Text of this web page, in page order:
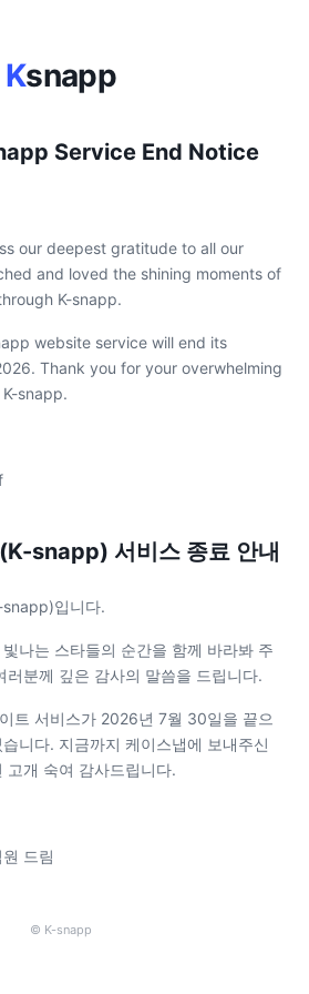
Ksnapp
Service End Notice
our deepest gratitude to all our
and loved the shining moments of
K-snapp.
website service will end its
Thank you for your overwhelming
snapp.
snapp) 서비스 종료 안내
snapp)입니다.
나는 스타들의 순간을 함께 바라봐 주
러분께 깊은 감사의 말씀을 드립니다.
트 서비스가 2026년 7월 30일을 끝으
니다. 지금까지 케이스냅에 보내주신
고개 숙여 감사드립니다.
드림
© K-snapp